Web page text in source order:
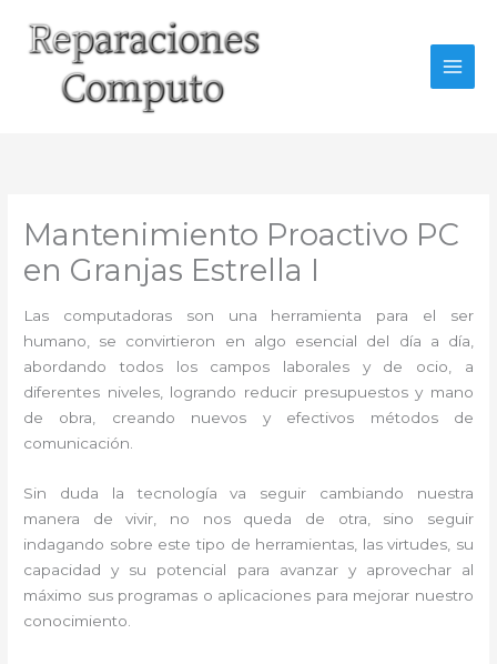
contenido
Mantenimiento Proactivo PC
en Granjas Estrella I
Las computadoras son una herramienta para el ser
humano, se convirtieron en algo esencial del día a día,
abordando todos los campos laborales y de ocio, a
diferentes niveles, logrando reducir presupuestos y mano
de obra, creando nuevos y efectivos métodos de
comunicación.
Sin duda la tecnología va seguir cambiando nuestra
manera de vivir, no nos queda de otra, sino seguir
indagando sobre este tipo de herramientas, las virtudes, su
capacidad y su potencial para avanzar y aprovechar al
máximo sus programas o aplicaciones para mejorar nuestro
conocimiento.